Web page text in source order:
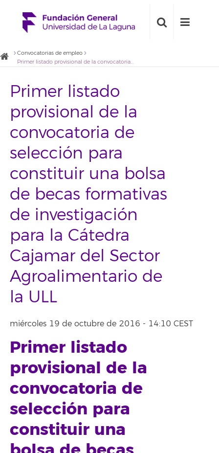
Convocatorias de empleo
Primer listado provisional de la convocatoria de selección para constituir una bolsa de becas formativas de investigación para la Cátedra Cajamar del Sector Agroalimentario de la ULL
Primer listado
provisional de la
convocatoria de
selección para
constituir una bolsa
de becas formativas
de investigación
para la Cátedra
Cajamar del Sector
Agroalimentario de
la ULL
miércoles 19 de octubre de 2016 - 14:10 CEST
Primer listado
provisional de la
convocatoria de
selección para
constituir una